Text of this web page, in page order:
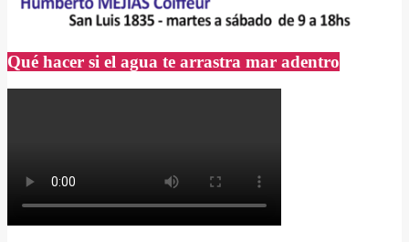
Qué hacer si el agua te arrastra mar adentro